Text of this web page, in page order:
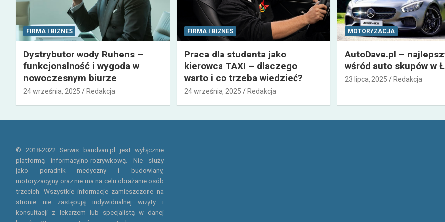
FIRMA I BIZNES
Dystrybutor wody Ruhens –
funkcjonalność i wygoda w
nowoczesnym biurze
24 września, 2025 Redakcja
FIRMA I BIZNES
Praca dla studenta jako
kierowca TAXI – dlaczego
warto i co trzeba wiedzieć?
24 września, 2025 Redakcja
MOTORYZACJA
AutoDave.pl –
wśród auto skupów w
23 lipca, 2025 Redakcja
© 2018-2022 Serwis bandvan.pl jest wyłącznie
platformą informacyjno-rozrywkową. Nie służy
jako poradnik medyczny i budowlany,
motoryzacyjny oraz nie ma na celu obrażanie osób
trzecich. Wszystkie informacje zamieszczone na
stronie nie zastępują indywidualnej wizyty i
konsultacji z lekarzem lub specjalistą w danej